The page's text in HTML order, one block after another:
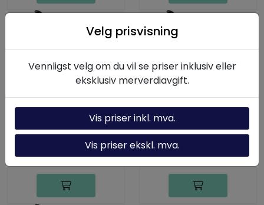
S6000X, Hydraulisk
muttertrekker, 8338
Nm, 1 1/2" firkant-
drivtapp
145.722,50
S11000X, Hydraulisk
muttertrekker, 15 151
Nm, 1 1/2" firkant-
drivtapp
205.462,50
Velg prisvisning
Vennligst velg om du vil se priser inklusiv eller
eksklusiv merverdiavgift.
Vis priser inkl. mva.
Vis priser ekskl. mva.